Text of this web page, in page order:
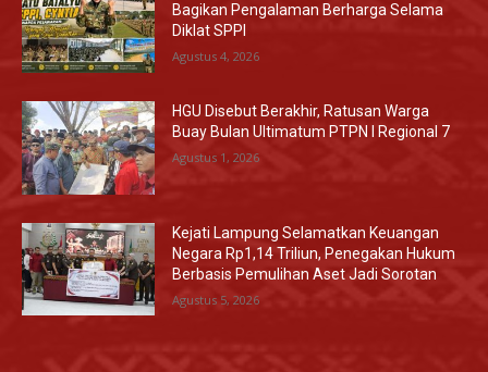
Bagikan Pengalaman Berharga Selama
Diklat SPPI
Agustus 4, 2026
HGU Disebut Berakhir, Ratusan Warga
Buay Bulan Ultimatum PTPN I Regional 7
Agustus 1, 2026
Kejati Lampung Selamatkan Keuangan
Negara Rp1,14 Triliun, Penegakan Hukum
Berbasis Pemulihan Aset Jadi Sorotan
Agustus 5, 2026